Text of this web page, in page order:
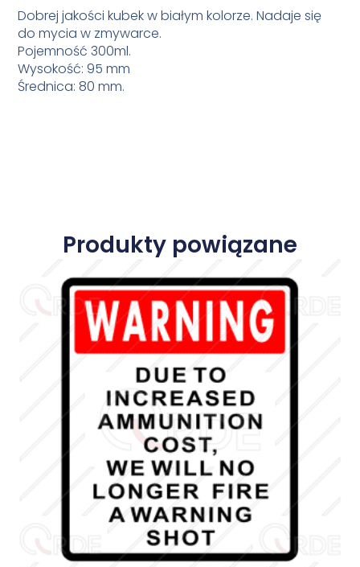
Dobrej jakości kubek w białym kolorze. Nadaje się
do mycia w zmywarce.
Pojemność 300ml.
Wysokość: 95 mm
Średnica: 80 mm.
Produkty powiązane